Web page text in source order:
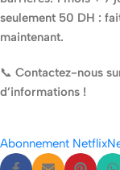
seulement 50 DH :
maintenant.
📞 Contactez-nous
d’informations !
Abonnement Netflix